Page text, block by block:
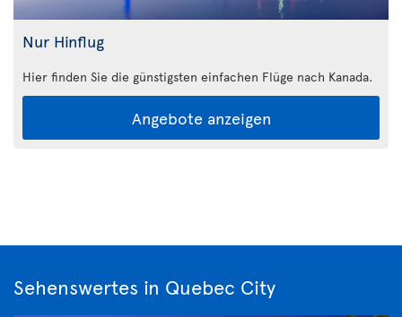
Nur Hinflug
Hier finden Sie die günstigsten einfachen Flüge nach Kanada.
Angebote anzeigen
Sehenswertes in Quebec City